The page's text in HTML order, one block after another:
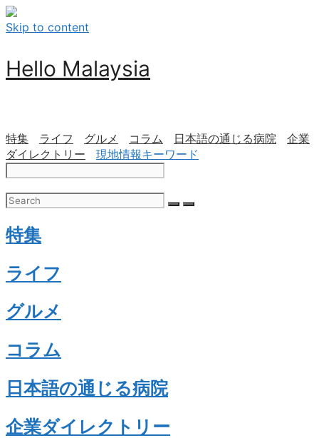
Skip to content
Hello Malaysia
特集 ライフ グルメ コラム 日本語の通じる病院
企業
ダイレクトリー
現地情報キーワード
特集
ライフ
グルメ
コラム
日本語の通じる病院
企業ダイレクトリー